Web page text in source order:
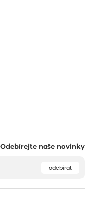
Odebírejte naše novinky
odebírat